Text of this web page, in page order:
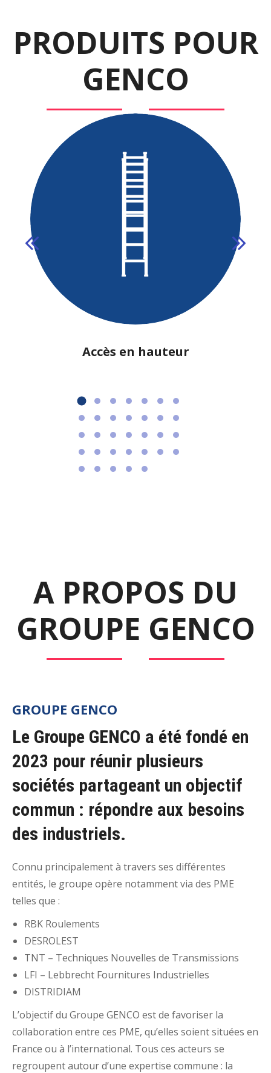
PRODUITS POUR
GENCO
Accès en hauteur
A PROPOS DU
GROUPE GENCO
GROUPE GENCO
Le Groupe GENCO a été fondé en
2023 pour réunir plusieurs
sociétés partageant un objectif
commun : répondre aux besoins
des industriels.
Connu principalement à travers ses différentes
entités, le groupe opère notamment via des PME
telles que :
RBK Roulements
DESROLEST
TNT – Techniques Nouvelles de Transmissions
LFI – Lebbrecht Fournitures Industrielles
DISTRIDIAM
L’objectif du Groupe GENCO est de favoriser la
collaboration entre ces PME, qu’elles soient situées en
France ou à l’international. Tous ces acteurs se
regroupent autour d’une expertise commune : la